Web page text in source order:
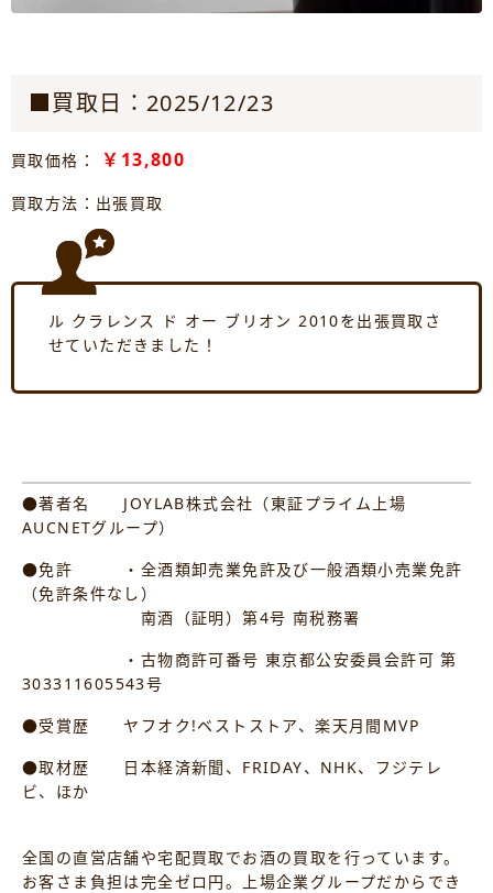
■買取日：2025/12/23
買取価格： ￥13,800
買取方法：出張買取
ル クラレンス ド オー ブリオン 2010を出張買取さ
せていただきました！
●著者名 JOYLAB株式会社（東証プライム上場
AUCNETグループ）
●免許 ・全酒類卸売業免許及び一般酒類小売業免許
（免許条件なし）
南酒（証明）第4号 南税務署
・古物商許可番号 東京都公安委員会許可 第
303311605543号
●受賞歴 ヤフオク!ベストストア、楽天月間MVP
●取材歴 日本経済新聞、FRIDAY、NHK、フジテレ
ビ、ほか
全国の直営店舗や宅配買取でお酒の買取を行っています。
お客さま負担は完全ゼロ円。上場企業グループだからでき